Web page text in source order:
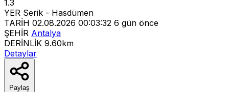
1.3
YER Serik - Hasdümen
TARİH 02.08.2026 00:03:32 6 gün önce
ŞEHİR Antalya
DERİNLİK 9.60km
Detaylar
Paylaş